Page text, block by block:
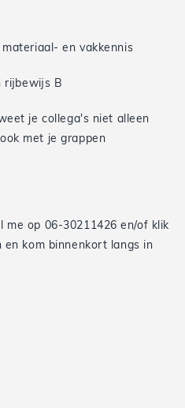
materiaal- en vakkennis
rijbewijs B
je collega's niet alleen
met je grappen
me op 06-30211426 en/of klik
kom binnenkort langs in